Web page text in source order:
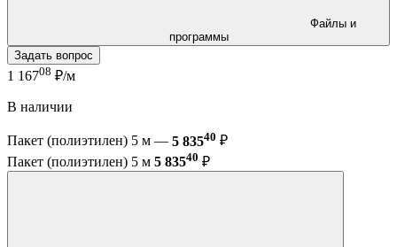
программы
Задать вопрос
1 16708 ₽/м
В наличии
Пакет (полиэтилен) 5 м — 5 83540 ₽
Пакет (полиэтилен) 5 м 5 83540 ₽